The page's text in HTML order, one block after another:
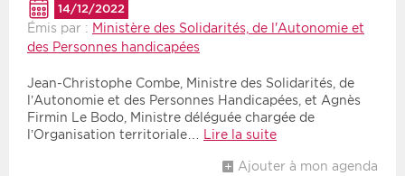
14/12/2022
Émis par : Ministère des Solidarités, de l'Autonomie et
des Personnes handicapées
Jean-Christophe Combe, Ministre des Solidarités, de
l’Autonomie et des Personnes Handicapées, et Agnès
Firmin Le Bodo, Ministre déléguée chargée de
l’Organisation territoriale… Lire la suite
Ajouter à mon agenda